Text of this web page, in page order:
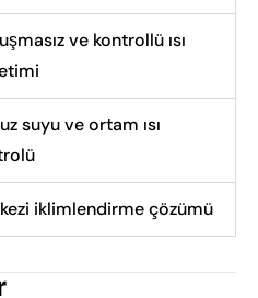
ve kontrollü ısı
suyu ve ortam ısı
iklimlendirme çözümü